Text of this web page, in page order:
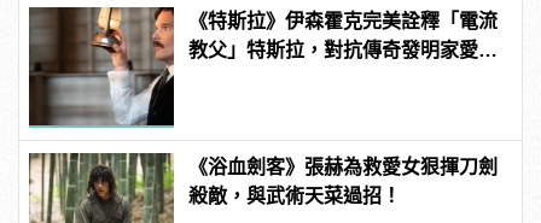
《特斯拉》伊森霍克完美詮釋「電流
教父」特斯拉，對抗傳奇發明家愛迪
《浴血劍客》張赫為救愛女狠揮刀劍
殺敵，與武術天菜過招！